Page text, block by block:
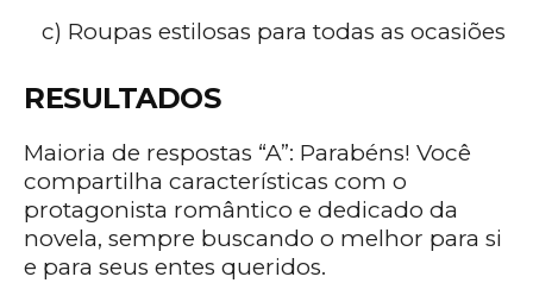
c) Roupas estilosas para todas as ocasiões
RESULTADOS
Maioria de respostas “A”: Parabéns! Você
compartilha características com o
protagonista romântico e dedicado da
novela, sempre buscando o melhor para si
e para seus entes queridos.